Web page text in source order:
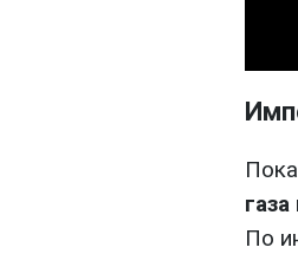
Пока
газа
По